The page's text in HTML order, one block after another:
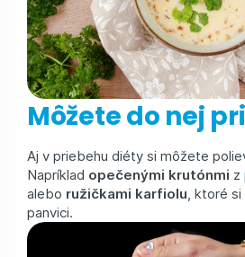
Môžete do nej
Aj v priebehu diéty si môžete
Napríklad opečenými krutónmi z
alebo ružičkami karfiolu , ktoré
panvici.